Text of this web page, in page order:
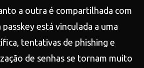
a outra é compartilhada com
está vinculada a uma
tentativas de phishing e
de senhas se tornam muito